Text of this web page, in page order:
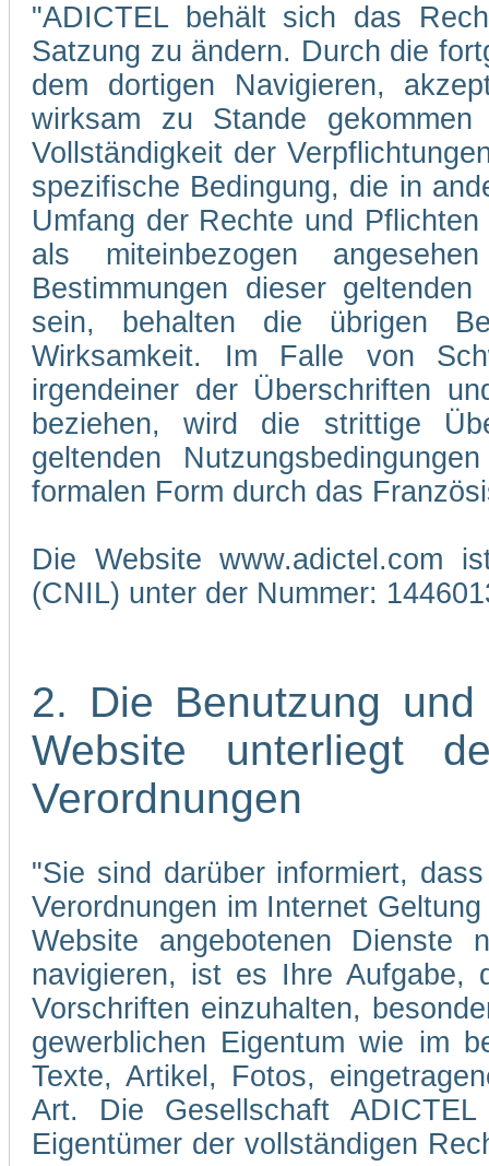
"ADICTEL behält sich das
Satzung zu ändern. Durch die
dem dortigen Navigieren,
wirksam zu Stande
Vollständigkeit der
spezifische Bedingung, die in
Umfang der Rechte und
als miteinbezogen
Bestimmungen dieser
sein, behalten die übrigen
Wirksamkeit. Im Falle von
irgendeiner der Überschriften
beziehen, wird die strittige
geltenden
formalen Form durch das
Die Website www.adictel.com
(CNIL) unter der Nummer:
2. Die Benutzung
Website unterliegt
Verordnungen
"Sie sind darüber informiert,
Verordnungen im Internet
Website angebotenen Dienste
navigieren, ist es Ihre Aufgabe,
Vorschriften einzuhalten,
gewerblichen Eigentum wie im
Texte, Artikel, Fotos,
Art. Die Gesellschaft
Eigentümer der vollständigen